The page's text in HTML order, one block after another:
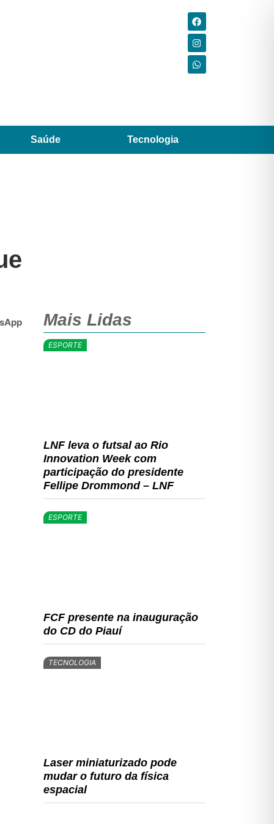
Saúde Tecnologia
Mais Lidas
ESPORTE
LNF leva o futsal ao Rio
Innovation Week com
participação do presidente
Fellipe Drommond – LNF
ESPORTE
FCF presente na inauguração
do CD do Piauí
TECNOLOGIA
Laser miniaturizado pode
mudar o futuro da física
espacial